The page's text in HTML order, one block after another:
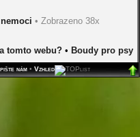
• Zobrazeno 38x
tomto webu? • Boudy pro psy
nám •Vzhled